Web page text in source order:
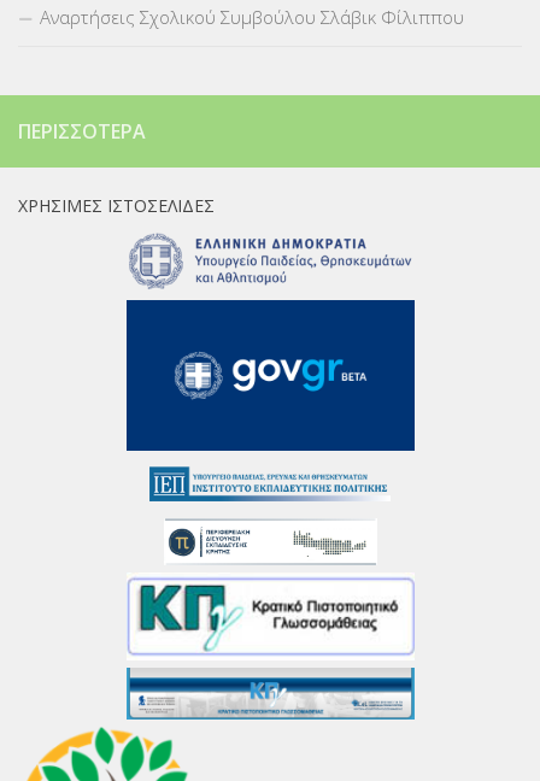
Αναρτήσεις Σχολικού Συμβούλου Σλάβικ Φίλιππου
ΠΕΡΙΣΣΌΤΕΡΑ
ΧΡΉΣΙΜΕΣ ΙΣΤΟΣΕΛΊΔΕΣ